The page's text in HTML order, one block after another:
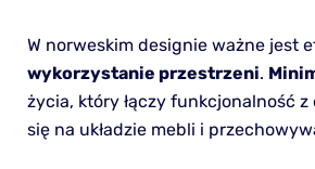
W norweskim designie ważne jest
wykorzystanie przestrzeni.
życia, który łączy funkcjonalność z
się na układzie mebli i